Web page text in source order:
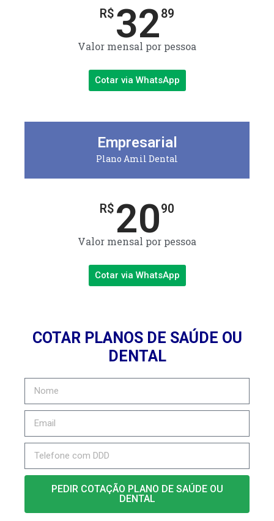
R$ 3289
Valor mensal por pessoa
Cotar via WhatsApp
Empresarial
Plano Amil Dental
R$ 2090
Valor mensal por pessoa
Cotar via WhatsApp
COTAR PLANOS DE SAÚDE OU
DENTAL
PEDIR COTAÇÃO PLANO DE SAÚDE OU
DENTAL